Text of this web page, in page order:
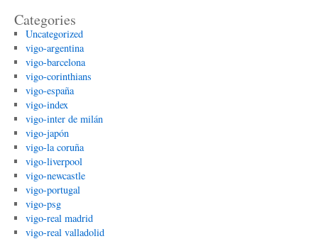
Categories
Uncategorized
vigo-argentina
vigo-barcelona
vigo-corinthians
vigo-españa
vigo-index
vigo-inter de milán
vigo-japón
vigo-la coruña
vigo-liverpool
vigo-newcastle
vigo-portugal
vigo-psg
vigo-real madrid
vigo-real valladolid